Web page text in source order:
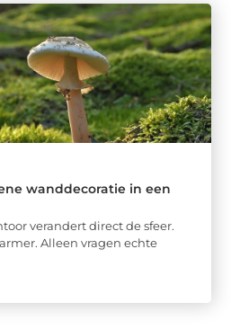
wanddecoratie in een
verandert direct de sfeer.
Alleen vragen echte